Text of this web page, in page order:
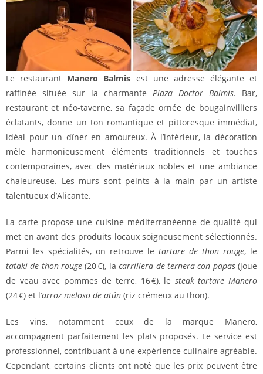
Le restaurant Manero Balmis est une adresse élégante et
raffinée située sur la charmante Plaza Doctor Balmis. Bar,
restaurant et néo-taverne, sa façade ornée de bougainvilliers
éclatants, donne un ton romantique et pittoresque immédiat,
idéal pour un dîner en amoureux. À l’intérieur, la décoration
mêle harmonieusement éléments traditionnels et touches
contemporaines, avec des matériaux nobles et une ambiance
chaleureuse.​ Les murs sont peints à la main par un artiste
talentueux d’Alicante.
La carte propose une cuisine méditerranéenne de qualité qui
met en avant des produits locaux soigneusement sélectionnés.
Parmi les spécialités, on retrouve le tartare de thon rouge, le
tataki de thon rouge (20 €), lacarrillera de ternera con papas(joue
de veau avec pommes de terre, 16 €), le steak tartare Manero
(24 €) et l’arroz meloso de atún (riz crémeux au thon).
Les vins, notamment ceux de la marque Manero,
accompagnent parfaitement les plats proposés. Le service est
professionnel, contribuant à une expérience culinaire agréable.
Cependant, certains clients ont noté que les prix peuvent être